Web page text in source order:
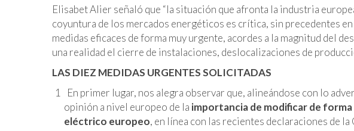
Elisabet Alier señaló que “la situación que afronta la industria
coyuntura de los mercados energéticos es crítica, sin precedentes
medidas eficaces de forma muy urgente, acordes a la magnitud del
una realidad el cierre de instalaciones, deslocalizaciones de
LAS DIEZ MEDIDAS URGENTES SOLICITADAS
En primer lugar, nos alegra observar que, alineándose con lo
opinión a nivel europeo de la importancia de modificar de
eléctrico europeo, en línea con las recientes declaraciones de